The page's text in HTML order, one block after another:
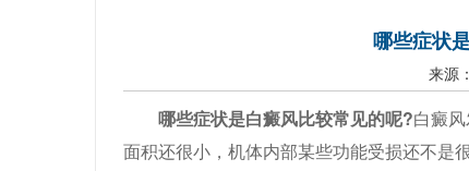
哪些症状
来源
哪些症状是白癜风比较常见的呢?白癜
面积还很小，机体内部某些功能受损还不是